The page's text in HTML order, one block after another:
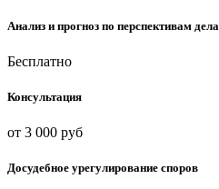
Анализ и прогноз по перспективам дела
Бесплатно
Консультация
от 3 000 руб
Досудебное урегулирование споров